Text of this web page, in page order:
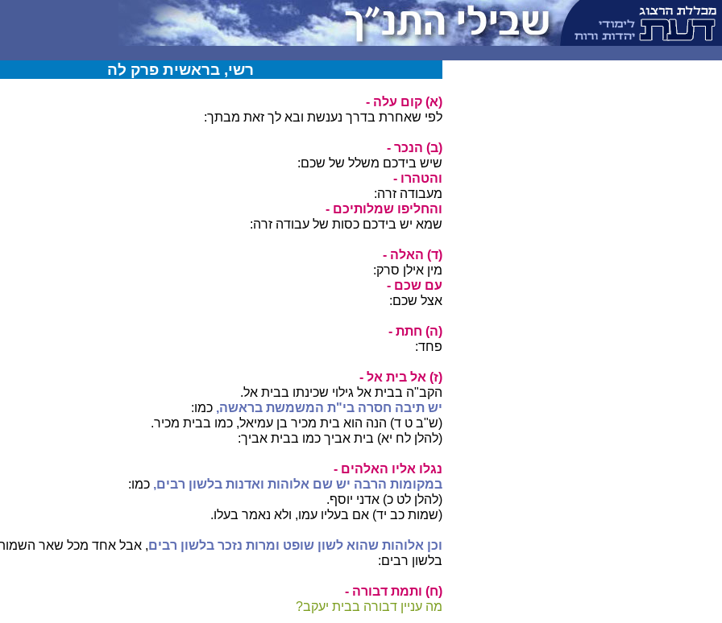
רשי, בראשית פרק לה
(א) קום עלה -
לפי שאחרת בדרך נענשת ובא לך זאת מבתך:
(ב) הנכר -
שיש בידכם משלל של שכם:
והטהרו -
מעבודה זרה:
והחליפו שמלותיכם -
שמא יש בידכם כסות של עבודה זרה:
(ד) האלה -
מין אילן סרק:
עם שכם -
אצל שכם:
(ה) חתת -
פחד:
(ז) אל בית אל -
הקב"ה בבית אל גילוי שכינתו בבית אל.
יש תיבה חסרה בי"ת המשמשת בראשה, כמו:
(ש"ב ט ד) הנה הוא בית מכיר בן עמיאל, כמו בבית מכיר.
(להלן לח יא) בית אביך כמו בבית אביך:
נגלו אליו האלהים -
במקומות הרבה יש שם אלוהות ואדנות בלשון רבים, כמו:
(להלן לט כ) אדני יוסף.
(שמות כב יד) אם בעליו עמו, ולא נאמר בעלו.
וכן אלוהות שהוא לשון שופט ומרות נזכר בלשון רבים, אבל אחד מכל שאר
בלשון רבים:
(ח) ותמת דבורה -
מה עניין דבורה בבית יעקב?